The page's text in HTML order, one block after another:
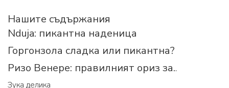
Нашите съдържания
Nduja: пикантна наденица
Горгонзола сладка или пикантна?
Ризо Венере: правилният ориз за...
Зука делика